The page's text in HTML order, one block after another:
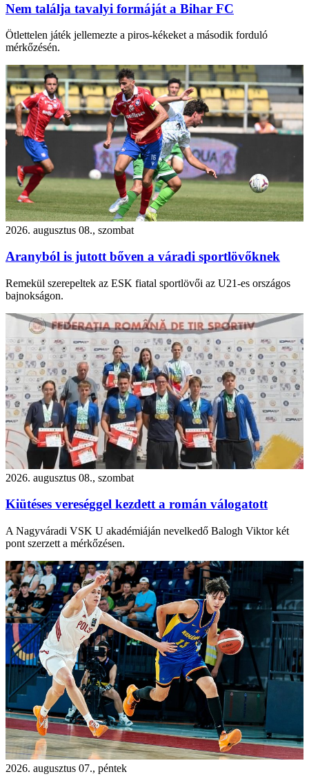
Nem találja tavalyi formáját a Bihar FC
Ötlettelen játék jellemezte a piros-kékeket a második forduló
mérkőzésén.
2026. augusztus 08., szombat
Aranyból is jutott bőven a váradi sportlövőknek
Remekül szerepeltek az ESK fiatal sportlövői az U21-es országos
bajnokságon.
2026. augusztus 08., szombat
Kiütéses vereséggel kezdett a román válogatott
A Nagyváradi VSK U akadémiáján nevelkedő Balogh Viktor két
pont szerzett a mérkőzésen.
2026. augusztus 07., péntek